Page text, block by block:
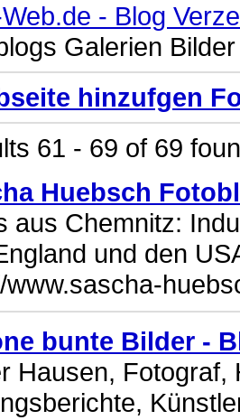
- Blog
Galerien Bilder
hinzufgen
61 - 69 of 69
Huebsch
aus Chemnitz:
und den
www.sascha-
bunte Bilder -
Hausen, Fotograf,